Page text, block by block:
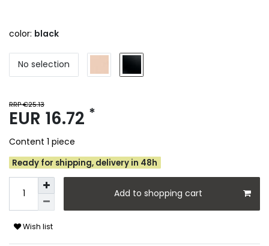
color: black
No selection
RRP €25.13
EUR 16.72 *
Content 1 piece
Ready for shipping, delivery in 48h
Add to shopping cart
Wish list